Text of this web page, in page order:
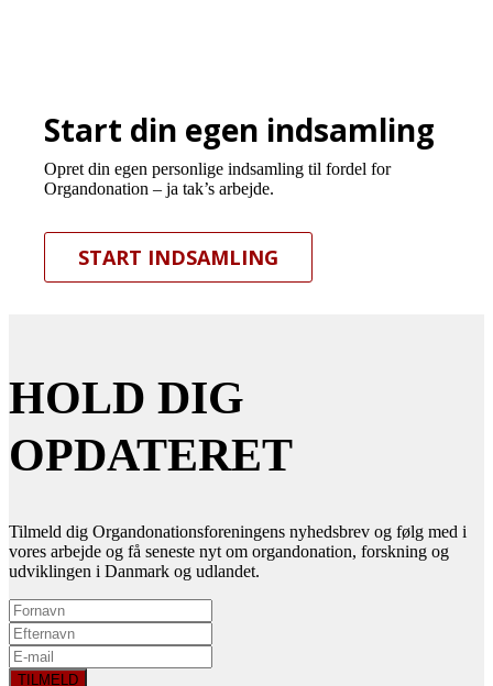
Start din egen indsamling
Opret din egen personlige indsamling til fordel for
Organdonation – ja tak’s arbejde.
START INDSAMLING
HOLD DIG
OPDATERET
Tilmeld dig Organdonationsforeningens nyhedsbrev og følg med i
vores arbejde og få seneste nyt om organdonation, forskning og
udviklingen i Danmark og udlandet.